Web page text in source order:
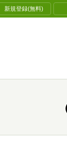
新規登録(無料)